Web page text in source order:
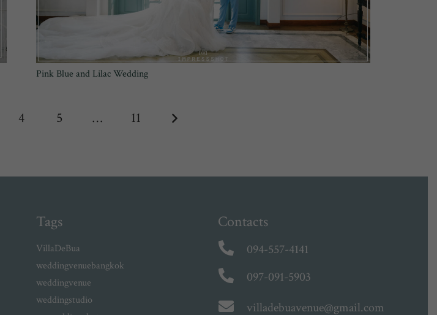
Pink Blue and Lilac Wedding
4 5 … 11
Tags
VillaDeBua
weddingvenuebangkok
weddingvenue
weddingstudio
Contacts
094-557-4141
097-091-5903
villadebuavenue@gmail.com